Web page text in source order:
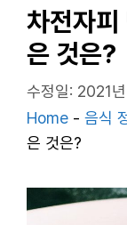
차전자피
은 것은?
수정일: 2021
Home - 음식
은 것은?